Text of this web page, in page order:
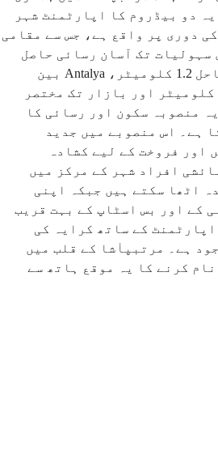
دو بیڈروم کا اپارٹمنٹ شہر
کلومیٹر کی دوری پر واقع ہے، جس سے مقامی
سہولیات تک آسان رسائی حاصل
ہوتی ہے۔ قریب ترین ساحل 1.2 کلومیٹر، Antalya بین
الاقوامی ہوائی اڈا 13 کلومیٹر اور بازار تک مختصر
منصوبہ سکون اور رسائی کا
ہے۔ اس منصوبے میں جدید
اور فروخت کے لیے کشادہ
افراد شہر کے مرکز میں
اٹھا سکتے ہیں جبکہ اپنی
کے اور بس اسٹاپ کے بہت قریب
کے ساتھ کرایہ کی
ہے۔ مرتبپاٰشا کے قلب میں
کرنے کا یہ موقع ہاتھ سے